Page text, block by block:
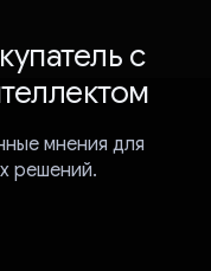
с
мнения для
решений.